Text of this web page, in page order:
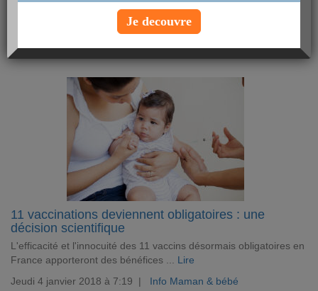
Samedi 6 janvier 2018 à 7:41 |Info Nutrition
11 vaccinations deviennent obligatoires : une
décision scientifique
L'efficacité et l'innocuité des 11 vaccins désormais obligatoires en
France apporteront des bénéfices ... Lire
Jeudi 4 janvier 2018 à 7:19 | Info Maman & bébé
Je decouvre